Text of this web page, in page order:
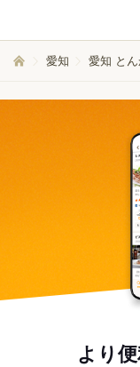
愛知 愛知 とん
より